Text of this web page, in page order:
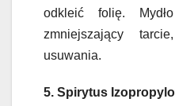
odkleić folię.
zmniejszający
usuwania.
5. Spirytus